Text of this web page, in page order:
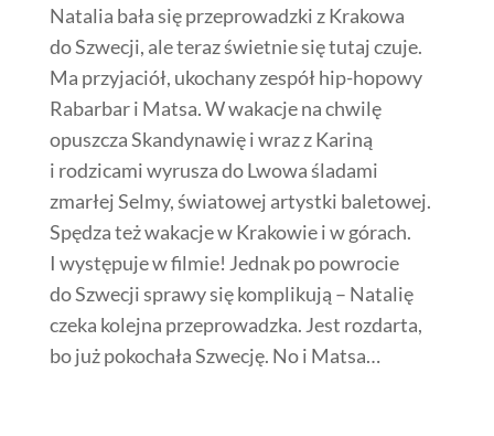
Natalia bała się przeprowadzki z Krakowa
do Szwecji, ale teraz świetnie się tutaj czuje.
Ma przyjaciół, ukochany zespół hip-hopowy
Rabarbar i Matsa. W wakacje na chwilę
opuszcza Skandynawię i wraz z Kariną
i rodzicami wyrusza do Lwowa śladami
zmarłej Selmy, światowej artystki baletowej.
Spędza też wakacje w Krakowie i w górach.
I występuje w filmie! Jednak po powrocie
do Szwecji sprawy się komplikują – Natalię
czeka kolejna przeprowadzka. Jest rozdarta,
bo już pokochała Szwecję. No i Matsa…